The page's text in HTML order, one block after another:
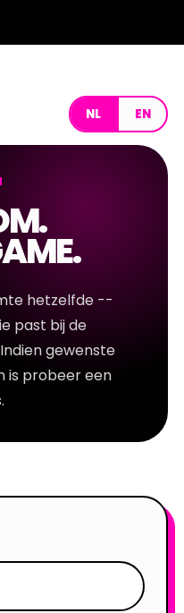
NL EN
hetzelfde --
past bij de
gewenste
is probeer een